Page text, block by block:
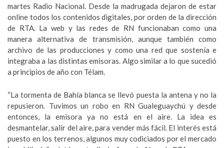
martes Radio Nacional. Desde la madrugada dejaron de estar
online todos los contenidos digitales, por orden de la dirección
de RTA. La web y las redes de RN funcionaban como una
manera alternativa de transmisión, aunque también como
archivo de las producciones y como una red que sostenía e
integraba a las distintas emisoras. Algo similar a lo que sucedió
a principios de año con Télam.
“La tormenta de Bahía blanca se llevó puesta la antena y no la
repusieron. Tuvimos un robo en RN Gualeguaychú y desde
entonces, la emisora ya no está en el aire. La idea es
desmantelar, salir del aire, para vender más fácil. El interés está
puesto en los terrenos, algunos muy codiciados por el mercado